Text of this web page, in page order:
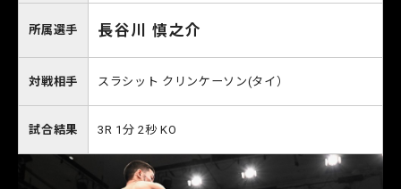
所属選手 長谷川 慎之介
対戦相手 スラシット クリンケーソン(タイ）
試合結果 3R 1分 2秒 KO